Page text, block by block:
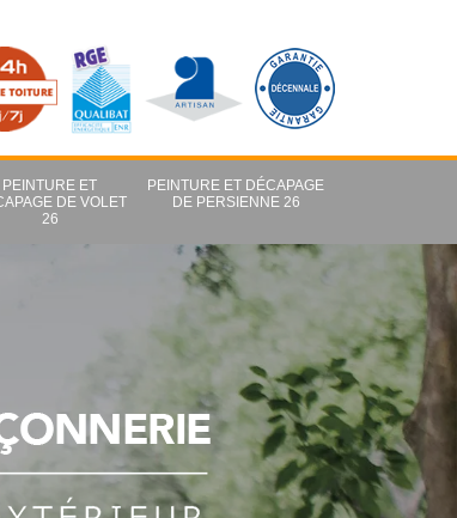
PEINTURE ET
DE VOLET
26
PEINTURE ET DÉCAPAGE
DE PERSIENNE 26